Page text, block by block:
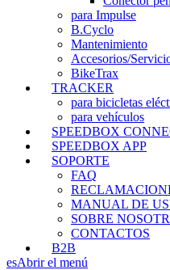
para Impulse
B.Cyclo
Mantenimiento
Accesorios/
BikeTrax
TRACKER
para bicicletas
para vehículos
SPEEDBOX
SPEEDBOX APP
SOPORTE
FAQ
MANUAL DE
SOBRE
CONTACTOS
B2B
esAbrir el menú